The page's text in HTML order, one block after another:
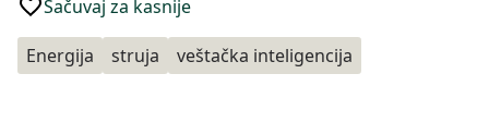
Sačuvaj za kasnije
Energija struja veštačka inteligencija